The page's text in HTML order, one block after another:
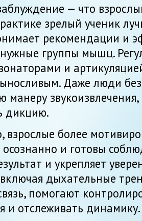
— что
зрелый ученик
рекомендации и
группы мышц.
и
Даже люди
манеру
дикцию.
взрослые более
осознанно и готовы
и укрепляет
дыхательные
помогают
и отслеживать динамику.